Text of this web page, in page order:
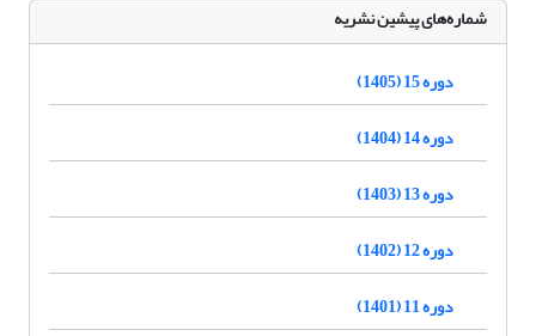
شماره‌های پیشین نشریه
دوره 15 (1405)
دوره 14 (1404)
دوره 13 (1403)
دوره 12 (1402)
دوره 11 (1401)